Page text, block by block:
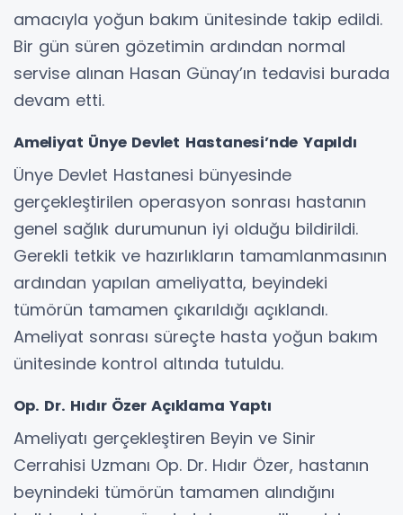
amacıyla yoğun bakım ünitesinde takip edildi.
Bir gün süren gözetimin ardından normal
servise alınan Hasan Günay’ın tedavisi burada
devam etti.
Ameliyat Ünye Devlet Hastanesi’nde Yapıldı
Ünye Devlet Hastanesi bünyesinde
gerçekleştirilen operasyon sonrası hastanın
genel sağlık durumunun iyi olduğu bildirildi.
Gerekli tetkik ve hazırlıkların tamamlanmasının
ardından yapılan ameliyatta, beyindeki
tümörün tamamen çıkarıldığı açıklandı.
Ameliyat sonrası süreçte hasta yoğun bakım
ünitesinde kontrol altında tutuldu.
Op. Dr. Hıdır Özer Açıklama Yaptı
Ameliyatı gerçekleştiren Beyin ve Sinir
Cerrahisi Uzmanı Op. Dr. Hıdır Özer, hastanın
beynindeki tümörün tamamen alındığını